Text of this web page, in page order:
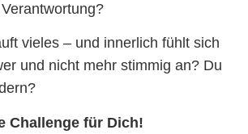
vieles – und innerlich fühlt sich
und nicht mehr stimmig an? Du
Challenge für Dich!